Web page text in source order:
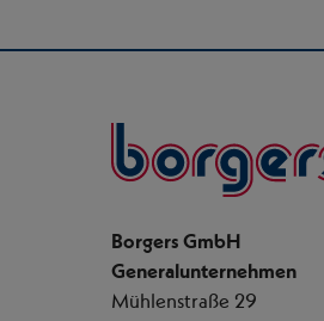
Borgers GmbH
Generalunternehmen
Mühlenstraße 29